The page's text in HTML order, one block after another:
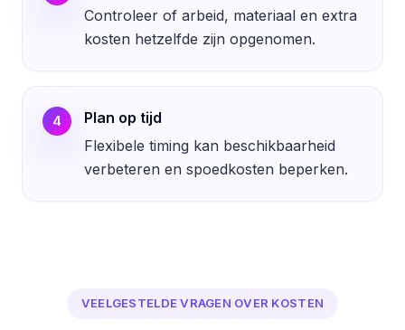
Controleer of arbeid, materiaal en extra
kosten hetzelfde zijn opgenomen.
4
Plan op tijd
Flexibele timing kan beschikbaarheid
verbeteren en spoedkosten beperken.
VEELGESTELDE VRAGEN OVER KOSTEN